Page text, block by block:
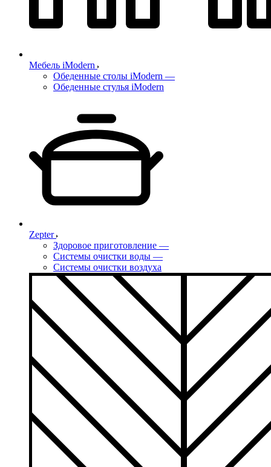
Мебель iModern
Обеденные столы iModern —
Обеденные стулья iModern
Zepter
Здоровое приготовление —
Системы очистки воды —
Системы очистки воздуха